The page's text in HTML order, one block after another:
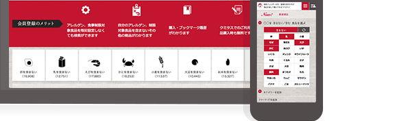
クミタスでのご利用は商品購入時も無料です